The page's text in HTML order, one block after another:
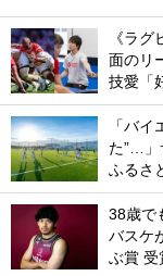
《ラ
面のリ
技愛「
「バ
た”…」
ふるさ
38歳で
バスケ
ぶ賞 受